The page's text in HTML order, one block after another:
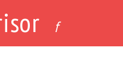
f